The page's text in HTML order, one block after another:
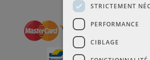
STRICTEMENT
PERFORMANCE
CIBLAGE